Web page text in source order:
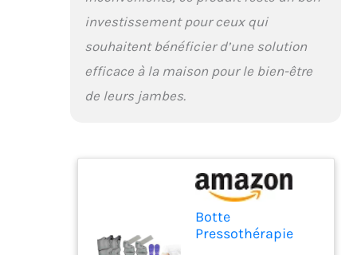
pressothérapie
jambière à domicile
fonctionne avec un
bruit extrêmement
interruption pendant
que vous lisez,
travaillez ou vous
détendez chez vous
Population cible : Notre
appareil de massage
investissement pour ceux qui
souhaitent bénéficier d’une solution
efficace à la maison pour le bien-être
de leurs jambes.
Botte
Pressothérapie